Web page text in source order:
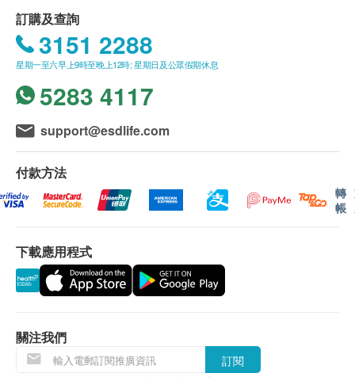
運動伴侶，強身健體
此產品適合成人，肌肉減少長者，馬拉松跑者、健
身、運動、追求更佳運動表現、從事中重度體力勞
動、肌肉疲勞或損傷人士。
或有助於肌肉恢復、減少肌肉損傷及酸痛，或有助降
病和感染，提振精氣神。
此魚油採用鯡魚科和鳀科魚類製造，最大程度避免 重
金屬、塑化劑 及其他有害物質污染。是市場上極少有
的 奧米加 3英國佳品。
Omega）神話，以革命性的產品給你實現個人最佳成
績，是釋放個人最佳表現的簡單有效的策略。
英國 GMP 製造，擁有英國政府頒發 Certificate of
Marathon Plus（BCAA 2:1:1 加強版）或有助於減少
肌肉損傷，或可延緩疲勞並幫助恢復、改善運動後肌
滿HK$250需附加HK$30運費。
我們將於確定訂單後2個工作天內安排發貨。
不排除運送時間會因節日而有所影響。當八號烈風
訊號懸掛或黑色暴雨警告生效時，送貨服務時間將
會延遲。
所有訂單須視乎相關貨品的供應情況再作最後確
認。倘若生活易未能提供任何訂單上的貨品，生活
易有權拒絕接受該訂單，並且會於送貨前透過電話
或電郵通知顧客再作安排。
貨品質量保證，於顧客收到產品當日起計，食用期
應最少有12個月或以上。
當顧客收取已訂購之貨品時，有責任檢查貨品是否
有損毀情況，一經確認簽收，恕不接受退換。
訂購及查詢
3151 2288
星期一至六早上9時至晚上12時; 星期日及公眾假期休息
5283 4117
support@esdlife.com
付款方法
轉
帳
下載應用程式
關注我們
訂閱